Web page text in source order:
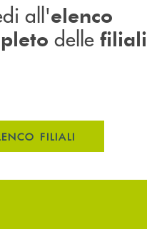
all'elenco
delle filiali
FILIALI